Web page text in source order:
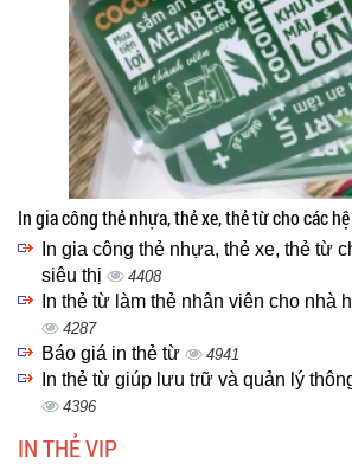
In gia công thẻ nhựa, thẻ xe, thẻ từ cho các
In gia công thẻ nhựa, thẻ xe, thẻ từ
siêu thị
4408
In thẻ từ làm thẻ nhân viên cho nhà
4287
Báo giá in thẻ từ 4941
In thẻ từ giúp lưu trữ và quản lý
4396
IN THẺ VIP